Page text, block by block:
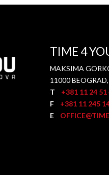
TIME 4
MAKSIMA
11000
T +381 11 24 51
F+381 11 245
E